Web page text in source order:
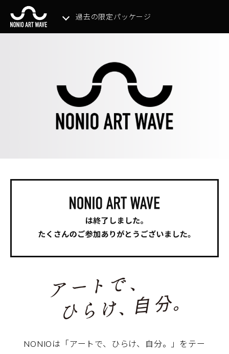
過去の限定パッケージ
NONIOは「アートで、ひらけ、自分。」をテー